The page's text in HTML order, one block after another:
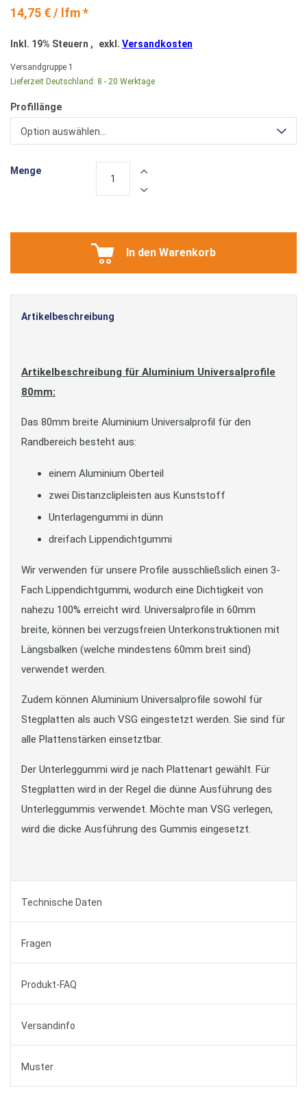
14,75 € / lfm *
Inkl. 19% Steuern , exkl. Versandkosten
Versandgruppe 1
Lieferzeit Deutschland: 8 - 20 Werktage
Profillänge
Option auswählen...
Menge
In den Warenkorb
Artikelbeschreibung
Artikelbeschreibung für Aluminium Universalprofile
80mm:
Das 80mm breite Aluminium Universalprofil für den
Randbereich besteht aus:
einem Aluminium Oberteil
zwei Distanzclipleisten aus Kunststoff
Unterlagengummi in dünn
dreifach Lippendichtgummi
Wir verwenden für unsere Profile ausschließslich einen 3-
Fach Lippendichtgummi, wodurch eine Dichtigkeit von
nahezu 100% erreicht wird. Universalprofile in 60mm
breite, können bei verzugsfreien Unterkonstruktionen mit
Längsbalken (welche mindestens 60mm breit sind)
verwendet werden.
Zudem können Aluminium Universalprofile sowohl für
Stegplatten als auch VSG eingestetzt werden. Sie sind für
alle Plattenstärken einsetztbar.
Der Unterleggummi wird je nach Plattenart gewählt. Für
Stegplatten wird in der Regel die dünne Ausführung des
Unterleggummis verwendet. Möchte man VSG verlegen,
wird die dicke Ausführung des Gummis eingesetzt.
Technische Daten
Fragen
Produkt-FAQ
Versandinfo
Muster